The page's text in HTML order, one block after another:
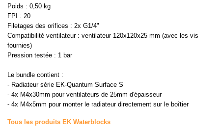
Poids : 0,50 kg
FPI : 20
Filetages des orifices : 2x G1/4"
Compatibilité ventilateur : ventilateur 120x120x25 mm (avec les vis
fournies)
Pression testée : 1 bar
Le bundle contient :
- Radiateur série EK-Quantum Surface S
- 4x M4x30mm pour ventilateurs de 25mm d'épaisseur
- 4x M4x5mm pour monter le radiateur directement sur le boîtier
Tous les produits EK Waterblocks